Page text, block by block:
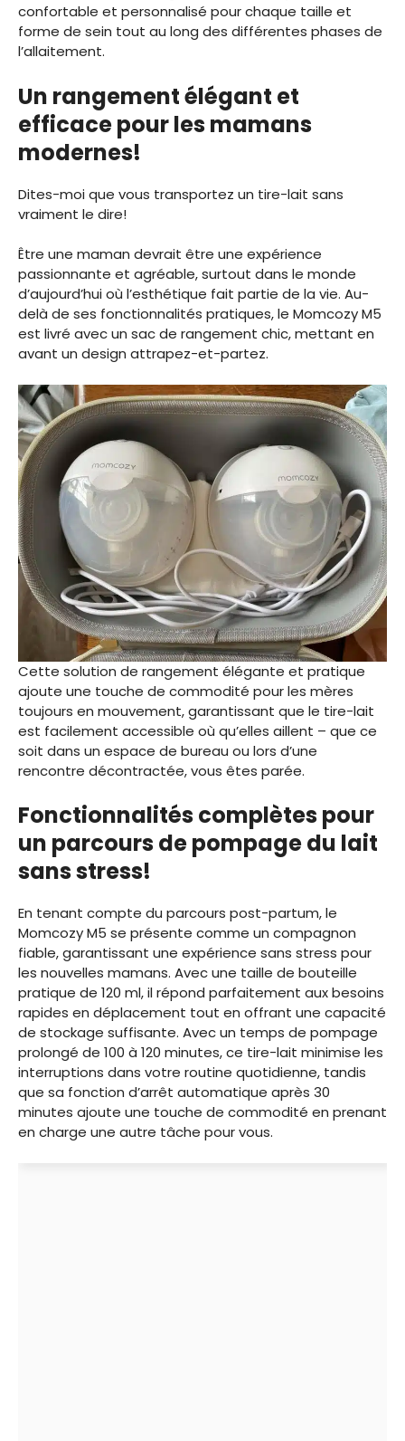
confortable et personnalisé pour chaque taille et
forme de sein tout au long des différentes phases de
l’allaitement.
Un rangement élégant et
efficace pour les mamans
modernes!
Dites-moi que vous transportez un tire-lait sans
vraiment le dire!
Être une maman devrait être une expérience
passionnante et agréable, surtout dans le monde
d’aujourd’hui où l’esthétique fait partie de la vie. Au-
delà de ses fonctionnalités pratiques, le Momcozy M5
est livré avec un sac de rangement chic, mettant en
avant un design attrapez-et-partez.
Cette solution de rangement élégante et pratique
ajoute une touche de commodité pour les mères
toujours en mouvement, garantissant que le tire-lait
est facilement accessible où qu’elles aillent – que ce
soit dans un espace de bureau ou lors d’une
rencontre décontractée, vous êtes parée.
Fonctionnalités complètes pour
un parcours de pompage du lait
sans stress!
En tenant compte du parcours post-partum, le
Momcozy M5 se présente comme un compagnon
fiable, garantissant une expérience sans stress pour
les nouvelles mamans. Avec une taille de bouteille
pratique de 120 ml, il répond parfaitement aux besoins
rapides en déplacement tout en offrant une capacité
de stockage suffisante. Avec un temps de pompage
prolongé de 100 à 120 minutes, ce tire-lait minimise les
interruptions dans votre routine quotidienne, tandis
que sa fonction d’arrêt automatique après 30
minutes ajoute une touche de commodité en prenant
en charge une autre tâche pour vous.